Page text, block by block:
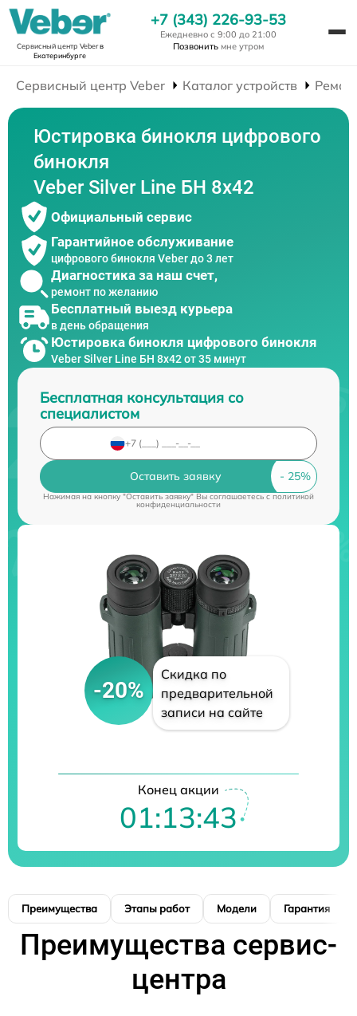
Сервисный центр Veberв
Екатеринбурге
+7 (343) 226-93-53
Ежедневно с 9:00 до 21:00
Позвонить мне утром
Сервисный центр Veber Каталог устройств
Юстировка бинокля цифрового
бинокля
Veber Silver Line БН 8x42
Официальный сервис
Гарантийное обслуживание
цифрового бинокля Veber до 3 лет
Диагностика за наш счет,
ремонт по желанию
Бесплатный выезд курьера
в день обращения
Юстировка бинокля цифрового бинокля
Veber Silver Line БН 8x42 от 35 минут
Бесплатная консультация со
специалистом
Оставить заявку
Нажимая на кнопку "Оставить заявку" Вы соглашаетесь cполитикой
конфиденциальности
-20%
Скидка по
предварительной
записи на сайте
Конец акции
01:13:42
Преимущества Этапы работ Модели Гарантия
Преимущества сервис-
центра